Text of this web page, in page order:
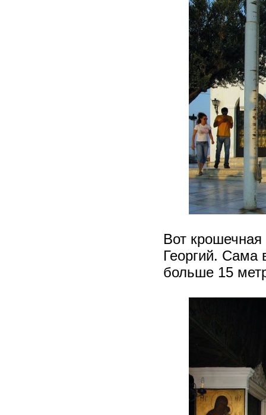
Вот
Георгий. Сама
больше 15